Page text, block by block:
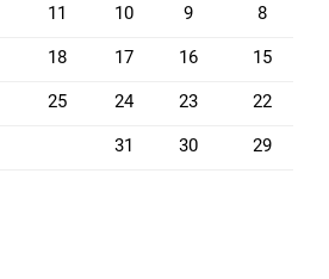
8
9
10
11
15
16
17
18
22
23
24
25
29
30
31